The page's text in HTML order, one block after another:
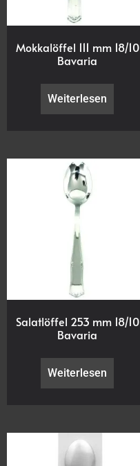
Mokkalöffel 111 mm 18/10
Bavaria
Weiterlesen
Salatlöffel 253 mm 18/10
Bavaria
Weiterlesen